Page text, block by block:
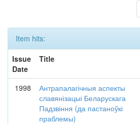
Item hits:
Issue
Date
Title
1998
Антрапалагічныя аспекты
славянізацыі Беларускага
Падзвіння (да пастаноўкі
праблемы)